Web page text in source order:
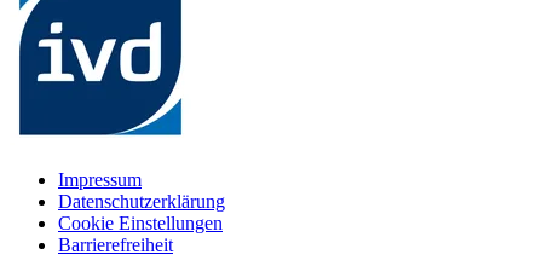
Impressum
Datenschutzerklärung
Cookie Einstellungen
Barrierefreiheit